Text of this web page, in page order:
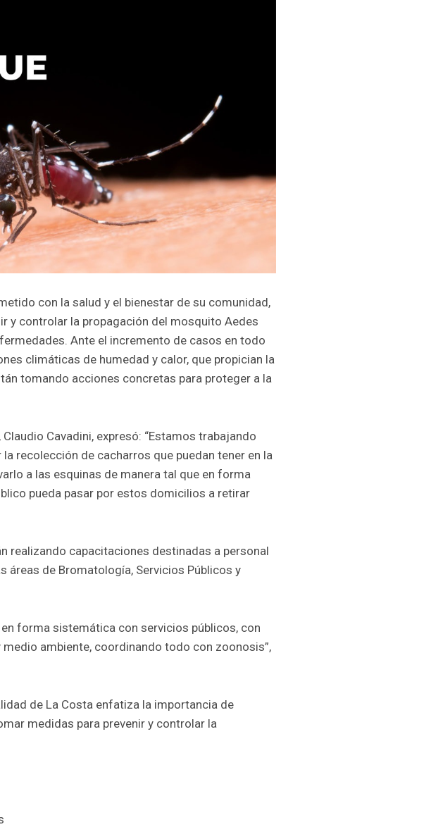
con la salud y el bienestar de su comunidad,
y controlar la propagación del mosquito Aedes
Ante el incremento de casos en todo
climáticas de humedad y calor, que propician la
tomando acciones concretas para proteger a la
Cavadini, expresó: “Estamos trabajando
recolección de cacharros que puedan tener en la
a las esquinas de manera tal que en forma
pueda pasar por estos domicilios a retirar
realizando capacitaciones destinadas a personal
áreas de Bromatología, Servicios Públicos y
forma sistemática con servicios públicos, con
ambiente, coordinando todo con zoonosis”,
de La Costa enfatiza la importancia de
medidas para prevenir y controlar la